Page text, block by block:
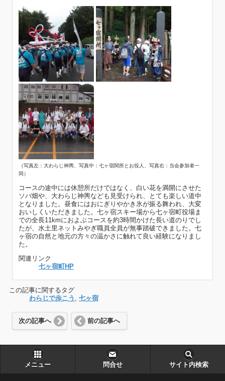
（写真左：大わらじ神輿、写真中：七ヶ宿関所とお役人、写真右：当会参加者一
同）
コースの途中には休憩所だけではなく、白い花を満開にさせた
ソバ畑や、大わらじ神輿なども見受けられ、とても楽しい道中
となりました。昼食にはおにぎりやかき氷が振る舞われ、大変
おいしくいただきました。七ヶ宿スキー場から七ヶ宿町役場ま
での全長11kmにおよぶコースを約3時間かけた長い道のりでし
たが、水土里ネットみやぎ職員全員が無事踏破できました。七
ヶ宿の自然と地元の方々の温かさに触れて良い経験になりまし
た。
関連リンク
七ヶ宿町HP
この記事に関するタグ
わらじで歩こう ,七ヶ宿
次の記事へ 前の記事へ
メニュー 問合せ サイト内検索